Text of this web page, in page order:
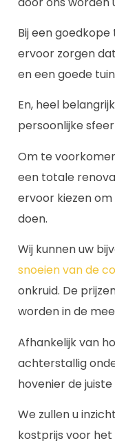
Bij een
ervoor zorgen
en een goede
En, heel
persoonlijke
Om te
een totale
ervoor kiezen
doen.
Wij kunnen uw
snoeien van de
onkruid. De
worden in de
Afhankelijk van
achterstallig
hovenier de
We zullen u
kostprijs voor